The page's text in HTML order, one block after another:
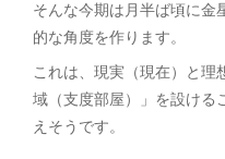
そんな今期は月半ば頃に金
的な角度を作ります。
これは、現実（現在）と理
域（支度部屋）」を設ける
えそうです。